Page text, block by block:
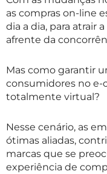
as compras on-line
dia a dia, para atrair
afrente da
Mas como garantir
consumidores no
totalmente virtual?
Nesse cenário, as
ótimas aliadas,
marcas que se
experiência de